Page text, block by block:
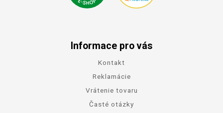
Informace pro vás
Kontakt
Reklamácie
Vrátenie tovaru
Časté otázky